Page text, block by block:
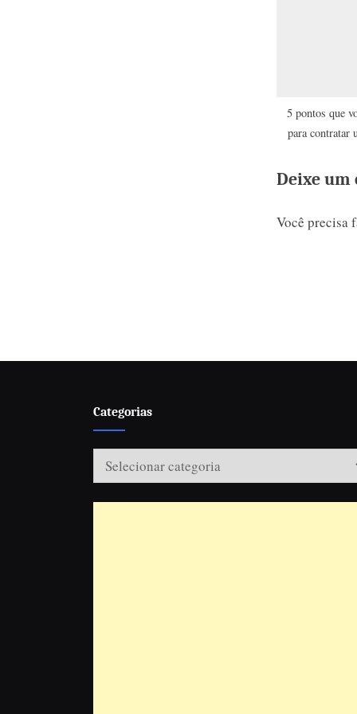
5 pontos que
para contratar
Deixe
Você precisa
Categorias